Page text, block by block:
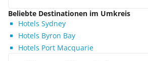
Beliebte Destinationen im Umkreis
Hotels Sydney
Hotels Byron Bay
Hotels Port Macquarie